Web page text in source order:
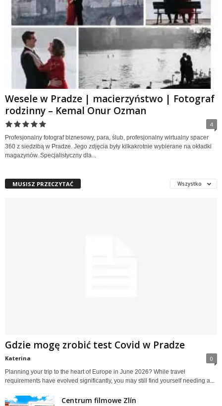
Wesele w Pradze | macierzyństwo | Fotograf
rodzinny – Kemal Onur Ozman
4
Profesjonalny fotograf biznesowy, para, ślub, profesjonalny wirtualny spacer
360 z siedzibą w Pradze. Jego zdjęcia były kilkakrotnie wybierane na okładki
magazynów. Specjalistyczny dla...
MUSISZ PRZECZYTAĆ Wszystko
Gdzie mogę zrobić test Covid w Pradze
Katerina 0
Planning your trip to the heart of Europe in June 2026? While travel
requirements have evolved significantly, you may still find yourself needing a...
Centrum filmowe Zlín